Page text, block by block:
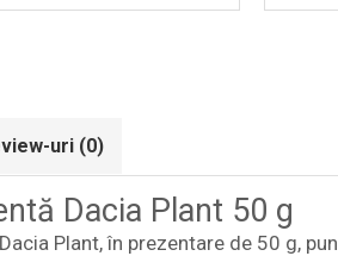
uri (0)
Dacia Plant 50 g
Plant, în prezentare de 50 g,